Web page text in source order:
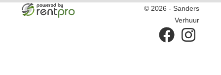
© 2026 - Sanders
Verhuur
facebookinstagram